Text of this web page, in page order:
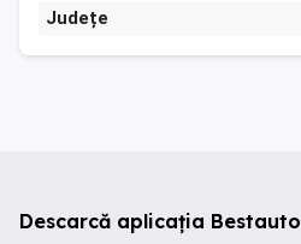
Județe
Descarcă aplicația Bestauto